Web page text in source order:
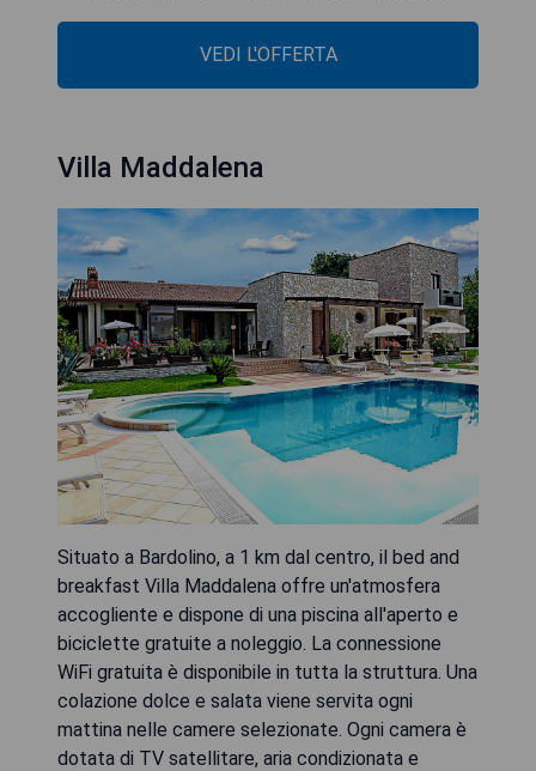
VEDI L'OFFERTA
Villa Maddalena
Situato a Bardolino, a 1 km dal centro, il bed and
breakfast Villa Maddalena offre un'atmosfera
accogliente e dispone di una piscina all'aperto e
biciclette gratuite a noleggio. La connessione
WiFi gratuita è disponibile in tutta la struttura. Una
colazione dolce e salata viene servita ogni
mattina nelle camere selezionate. Ogni camera è
dotata di TV satellitare, aria condizionata e